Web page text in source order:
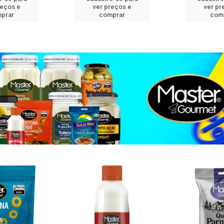
e
ver preços e
comprar
ver